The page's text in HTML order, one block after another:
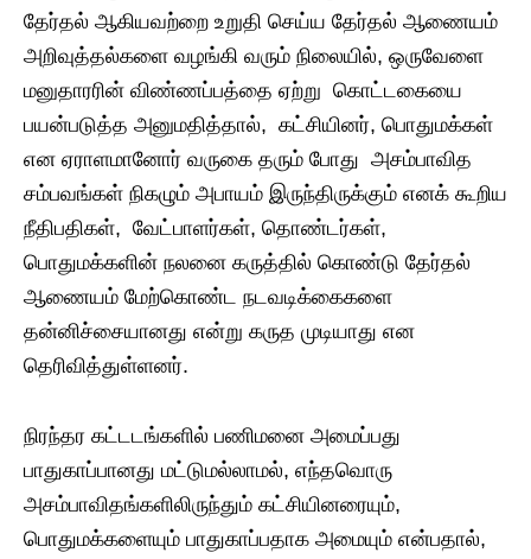
தேர்தல் ஆகியவற்றை உறுதி செய்ய தேர்தல் ஆணையம்
அறிவுத்தல்களை வழங்கி வரும் நிலையில், ஒருவேளை
மனுதாரரின் விண்ணப்பத்தை ஏற்று கொட்டகையை
பயன்படுத்த அனுமதித்தால், கட்சியினர், பொதுமக்கள்
என ஏராளமானோர் வருகை தரும் போது அசம்பாவித
சம்பவங்கள் நிகழும் அபாயம் இருந்திருக்கும் எனக் கூறிய
நீதிபதிகள், வேட்பாளர்கள், தொண்டர்கள்,
பொதுமக்களின் நலனை கருத்தில் கொண்டு தேர்தல்
ஆணையம் மேற்கொண்ட நடவடிக்கைகளை
தன்னிச்சையானது என்று கருத முடியாது என
தெரிவித்துள்ளனர்.
நிரந்தர கட்டடங்களில் பணிமனை அமைப்பது
பாதுகாப்பானது மட்டுமல்லாமல், எந்தவொரு
அசம்பாவிதங்களிலிருந்தும் கட்சியினரையும்,
பொதுமக்களையும் பாதுகாப்பதாக அமையும் என்பதால்,